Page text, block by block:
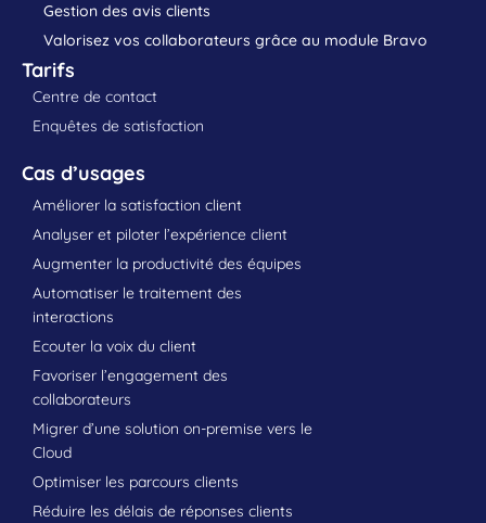
Gestion des avis clients
Valorisez vos collaborateurs grâce au module Bravo
Tarifs
Centre de contact
Enquêtes de satisfaction
Cas d’usages
Améliorer la satisfaction client
Analyser et piloter l’expérience client
Augmenter la productivité des équipes
Automatiser le traitement des
interactions
Ecouter la voix du client
Favoriser l’engagement des
collaborateurs
Migrer d’une solution on-premise vers le
Cloud
Optimiser les parcours clients
Réduire les délais de réponses clients